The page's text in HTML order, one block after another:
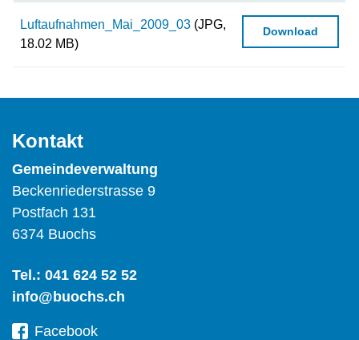
Luftaufnahmen_Mai_2009_03 (JPG,
18.02 MB)
Download
Kontakt
Gemeindeverwaltung
Beckenriederstrasse 9
Postfach 131
6374 Buochs
Tel.: 041 624 52 52
info@buochs.ch
Facebook